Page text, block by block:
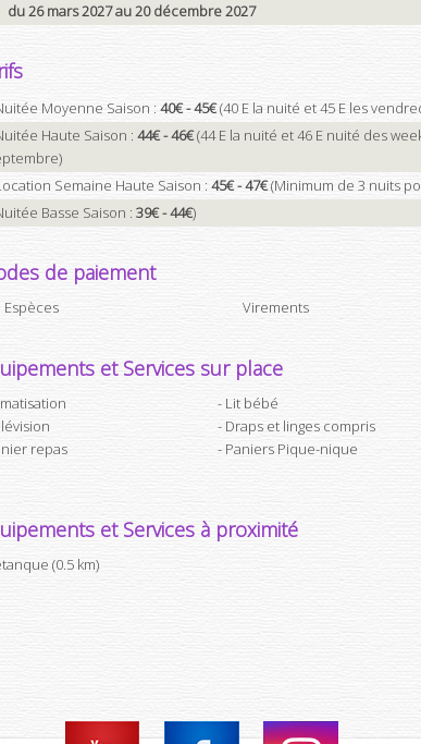
du 26 mars 2027 au 20 décembre 2027
Moyenne Saison : 40€ - 45€(40 E la nuité et 45 E les
Haute Saison : 44€ - 46€(44 E la nuité et 46 E nuité des
Semaine Haute Saison : 45€ - 47€(Minimum de 3 nuits
Basse Saison : 39€ - 44€)
de paiement
Espèces Virements
et Services sur place
Lit bébé
Draps et linges compris
repas
Paniers Pique-nique
et Services à proximité
(0.5 km)